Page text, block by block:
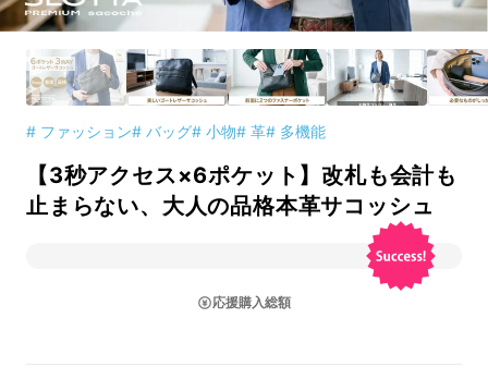
# ファッション# バッグ# 小物# 革# 多機能
【3秒アクセス×6ポケット】改札も会計も
止まらない、大人の品格本革サコッシュ
応援購入総額